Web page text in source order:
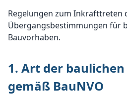
Regelungen zum Inkrafttreten
Übergangsbestimmungen für
Bauvorhaben.
1. Art der
gemäß BauNVO